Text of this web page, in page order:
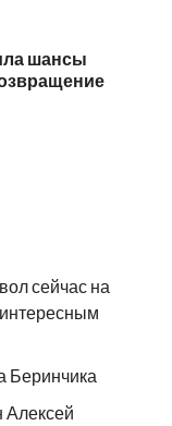
шансы
сейчас на
интересным
Беринчика
Алексей